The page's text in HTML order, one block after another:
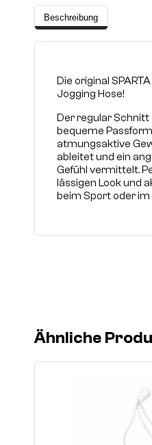
Beschreibung
Die original
Jogging Hose!
Der regular Schnitt
bequeme
atmungsaktive
ableitet und ein
Gefühl vermittelt.
lässigen Look und
beim Sport oder im
Ähnliche